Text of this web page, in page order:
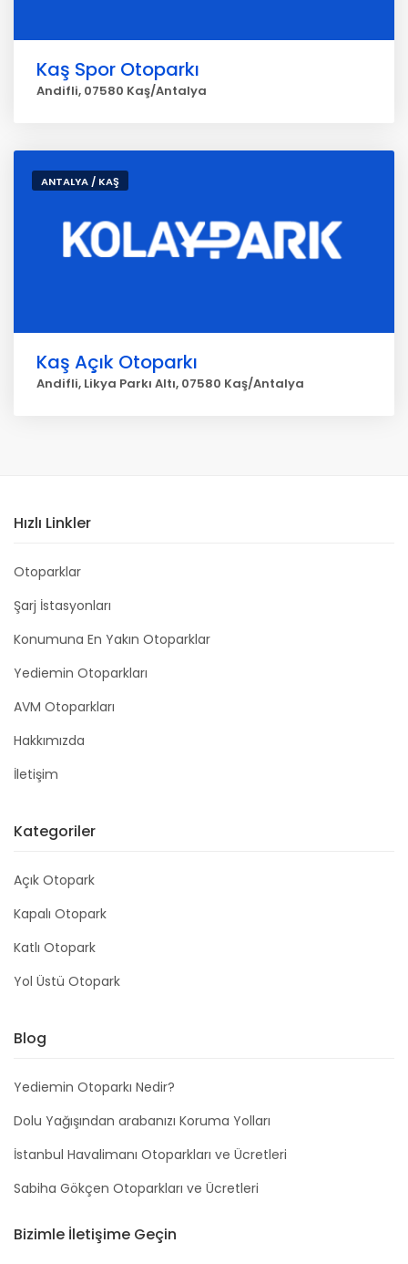
Kaş Spor Otoparkı
Andifli, 07580 Kaş/Antalya
ANTALYA / KAŞ
Kaş Açık Otoparkı
Andifli, Likya Parkı Altı, 07580 Kaş/Antalya
Hızlı Linkler
Otoparklar
Şarj İstasyonları
Konumuna En Yakın Otoparklar
Yediemin Otoparkları
AVM Otoparkları
Hakkımızda
İletişim
Kategoriler
Açık Otopark
Kapalı Otopark
Katlı Otopark
Yol Üstü Otopark
Blog
Yediemin Otoparkı Nedir?
Dolu Yağışından arabanızı Koruma Yolları
İstanbul Havalimanı Otoparkları ve Ücretleri
Sabiha Gökçen Otoparkları ve Ücretleri
Bizimle İletişime Geçin